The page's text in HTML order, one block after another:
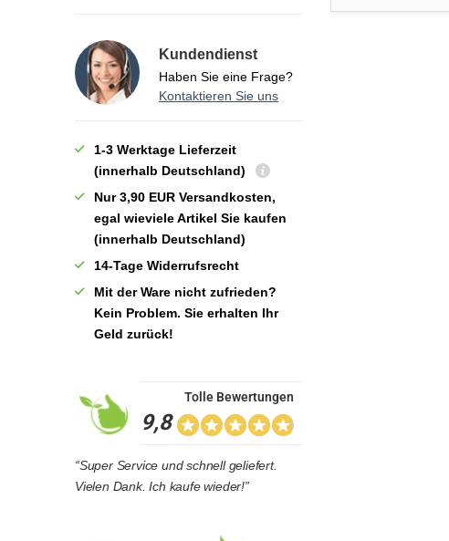
Kundendienst
Haben Sie eine Frage?
Kontaktieren Sie uns
1-3 Werktage Lieferzeit
(innerhalb Deutschland)
Nur 3,90 EUR Versandkosten,
egal wieviele Artikel Sie kaufen
(innerhalb Deutschland)
14-Tage Widerrufsrecht
Mit der Ware nicht zufrieden?
Kein Problem. Sie erhalten Ihr
Geld zurück!
9,8
Tolle Bewertungen
“Super Service und schnell geliefert.
Vielen Dank. Ich kaufe wieder!”